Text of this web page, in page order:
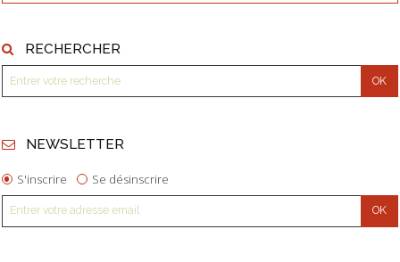
RECHERCHER
NEWSLETTER
S'inscrire Se désinscrire